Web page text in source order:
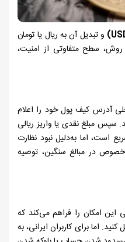
) و تبدیل آن به ریال یا تومان
سطح متفاوتی از امنیت،
آدرس کیف پول خود را اعلام
سپس مبلغ نقدی یا واریز ریالی
است، اما به‌دلیل نبود نظارت
در مبالغ سنگین، توصیه
این امکان را فراهم می‌کند که
اما برای کاربران ایرانی، به